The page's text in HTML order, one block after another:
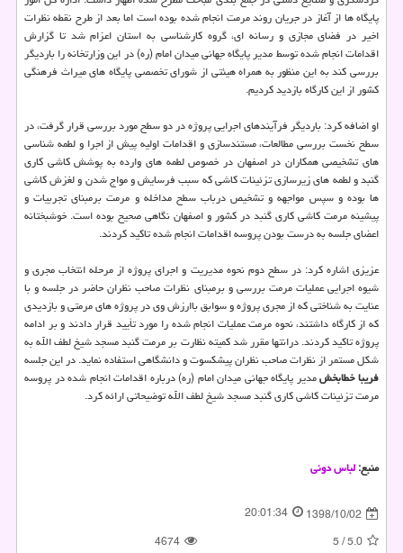
پایگاه ها از آغاز در جریان روند مرمت انجام شده بوده است اما بعد از طرح نقطه نظرات
اخیر در فضای مجازی و رسانه ای، گروه كارشناسی به استان اعزام شد تا گزارش
اقدامات انجام شده توسط مدیر پایگاه جهانی میدان امام (ره) در این وزارتخانه را باردیگر
بررسی كند به این منظور به همراه هیئتی از شورای تخصصی پایگاه های میراث فرهنگی
كشور از این كارگاه بازدید كردیم.
او اضافه كرد: باردیگر فرآیندهای اجرایی پروژه در دو سطح مورد بررسی قرار گرفت، در
سطح نخست بررسی مطالعات، مستندسازی و اقدامات اولیه پیش از اجرا و لطمه شناسی
های تشخیصی همكاران در اصفهان در خصوص لطمه های وارده به پوشش كاشی كاری
گنبد و لطمه های زیرسازی تزئینات كاشی كه سبب فرسایش و مواج شدن و لغزش كاشی
ها بوده و سپس مواجهه و تشخیص درباب سطح مداخله و مرمت برمبنای تجربیات و
پیشینه مرمت كاشی كاری گنبد در كشور و اصفهان نگاهی صحیح بوده است. خوشبختانه
اعضای جلسه به درست بودن پروسه اقدامات انجام شده تاكید كردند.
عزیزی اشاره كرد: در سطح دوم نحوه مدیریت و اجرای پروژه از مرحله انتخاب مجری و
شیوه اجرایی عملیات مرمت بررسی و برمبنای نظرات صاحب نظران حاضر در جلسه و با
عنایت به شناختی كه از مجری پروژه و سوابق باارزش وی در پروژه های مرمتی و بازدیدی
كه از كارگاه داشتند، نحوه مرمت عملیات انجام شده را مورد تأیید قرار دادند و بر ادامه
پروژه تاكید كردند. درانتها مقرر شد كمیته نظارت بر مرمت گنبد مسجد شیخ لطف الله به
شكل مستمر از نظرات صاحب نظران پیشكسوت و دانشگاهی استفاده نماید. در این جلسه
فریبا خطابخشمدیر پایگاه جهانی میدان امام (ره) درباره اقدامات انجام شده در پروسه
مرمت تزئینات كاشی كاری گنبد مسجد شیخ لطف الله توضیحاتی ارائه كرد.
منبع:لباس دونی
1398/10/02
20:01:34
5.0
/
5
4674